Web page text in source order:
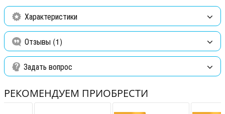
Активные ингредиенты:
UVA и UVB фильтры
Масло шиповника
Гидролизованный пшеничный белок
Характеристики
Отзывы (1)
Задать вопрос
РЕКОМЕНДУЕМ ПРИОБРЕСТИ